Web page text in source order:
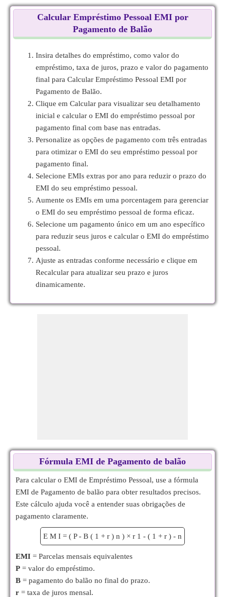
Calcular Empréstimo Pessoal EMI por
Pagamento de Balão
Insira detalhes do empréstimo, como valor do
empréstimo, taxa de juros, prazo e valor do pagamento
final para Calcular Empréstimo Pessoal EMI por
Pagamento de Balão.
Clique em Calcular para visualizar seu detalhamento
inicial e calcular o EMI do empréstimo pessoal por
pagamento final com base nas entradas.
Personalize as opções de pagamento com três entradas
para otimizar o EMI do seu empréstimo pessoal por
pagamento final.
Selecione EMIs extras por ano para reduzir o prazo do
EMI do seu empréstimo pessoal.
Aumente os EMIs em uma porcentagem para gerenciar
o EMI do seu empréstimo pessoal de forma eficaz.
Selecione um pagamento único em um ano específico
para reduzir seus juros e calcular o EMI do empréstimo
pessoal.
Ajuste as entradas conforme necessário e clique em
Recalcular para atualizar seu prazo e juros
dinamicamente.
Fórmula EMI de Pagamento de balão
Para calcular o EMI de Empréstimo Pessoal, use a fórmula
EMI de Pagamento de balão para obter resultados precisos.
Este cálculo ajuda você a entender suas obrigações de
pagamento claramente.
E M I = ( P - B ( 1 + r ) n ) × r 1 - ( 1 + r ) - n
EMI = Parcelas mensais equivalentes
P = valor do empréstimo.
B = pagamento do balão no final do prazo.
r = taxa de juros mensal.